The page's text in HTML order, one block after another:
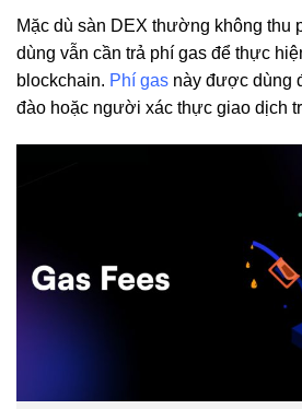
Mặc dù sàn DEX thường không thu
dùng vẫn cần trả phí gas để thực
blockchain. Phí gas này được dùng
đào hoặc người xác thực giao dịch